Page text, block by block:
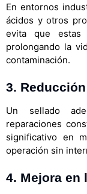
En entornos
ácidos y otros
evita que estas
prolongando la
contaminación.
3.
Un sellado
reparaciones
significativo en
operación sin
4. Mejora en